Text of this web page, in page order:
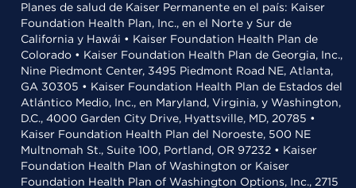
Planes de salud de Kaiser Permanente en el país: Kaiser
Foundation Health Plan, Inc., en el Norte y Sur de
California y Hawái • Kaiser Foundation Health Plan de
Colorado • Kaiser Foundation Health Plan de Georgia, Inc.,
Nine Piedmont Center, 3495 Piedmont Road NE, Atlanta,
GA 30305 • Kaiser Foundation Health Plan de Estados del
Atlántico Medio, Inc., en Maryland, Virginia, y Washington,
D.C., 4000 Garden City Drive, Hyattsville, MD, 20785 •
Kaiser Foundation Health Plan del Noroeste, 500 NE
Multnomah St., Suite 100, Portland, OR 97232 • Kaiser
Foundation Health Plan of Washington or Kaiser
Foundation Health Plan of Washington Options, Inc., 2715